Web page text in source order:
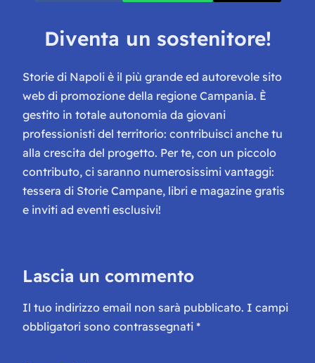
Diventa un sostenitore!
Storie di Napoli è il più grande ed autorevole sito
web di promozione della regione Campania. È
gestito in totale autonomia da giovani
professionisti del territorio: contribuisci anche tu
alla crescita del progetto. Per te, con un piccolo
contributo, ci saranno numerosissimi vantaggi:
tessera di Storie Campane, libri e magazine gratis
e inviti ad eventi esclusivi!
Lascia un commento
Il tuo indirizzo email non sarà pubblicato. I campi
obbligatori sono contrassegnati *